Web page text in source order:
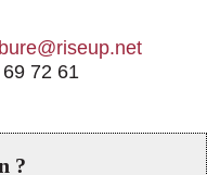
72 61
?